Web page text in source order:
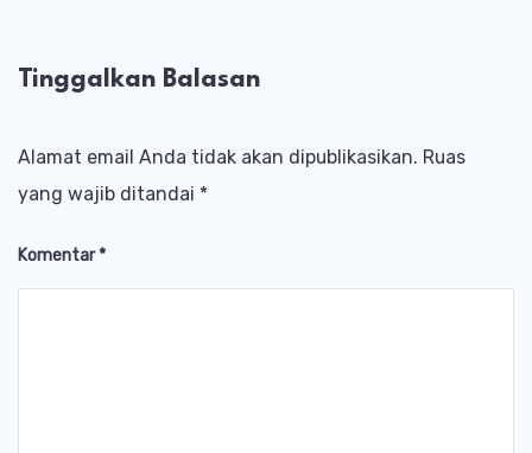
Tinggalkan Balasan
Alamat email Anda tidak akan dipublikasikan. Ruas
yang wajib ditandai *
Komentar*